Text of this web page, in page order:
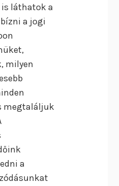
láthatok a
a jogi
milyen
megtaláljuk
a